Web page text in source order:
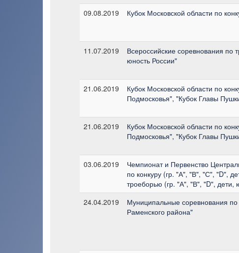
09.08.2019 Кубок Московской области по
11.07.2019
Всероссийские соревнования по
юность России"
21.06.2019
Кубок Московской области по
Подмосковья", "Кубок Главы
21.06.2019
Кубок Московской области по
Подмосковья", "Кубок Главы
03.06.2019
Чемпионат и Первенство
по конкуру (гр. "А", "В", "С", "D",
троеборью (гр. "А", "В", "D",
24.04.2019
Муниципальные соревнования
Раменского района"